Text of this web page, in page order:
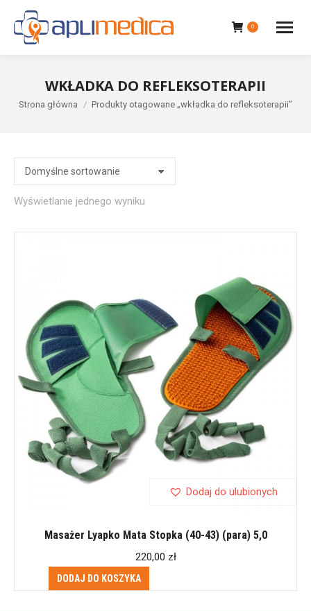
0
WKŁADKA DO REFLEKSOTERAPII
Jesteś tutaj:
Strona główna Produkty otagowane „wkładka do refleksoterapii”
Wyświetlanie jednego wyniku
Dodaj do ulubionych
Masażer Lyapko Mata Stopka (40-43) (para) 5,0
220,00 zł
DODAJ DO KOSZYKA